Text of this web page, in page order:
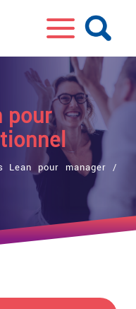
pour
Lean pour manager /